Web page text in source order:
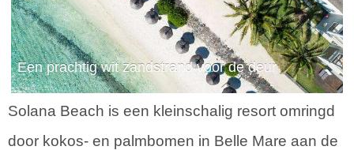
Een prachtig wit zandstrand voor de deur
Next
Solana Beach is een kleinschalig resort omringd
door kokos- en palmbomen in Belle Mare aan de